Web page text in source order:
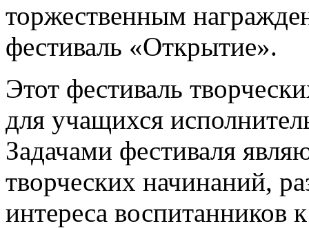
торжественным
фестиваль «Открытие».
Этот фестиваль
для учащихся
Задачами фестиваля
творческих начинаний,
интереса